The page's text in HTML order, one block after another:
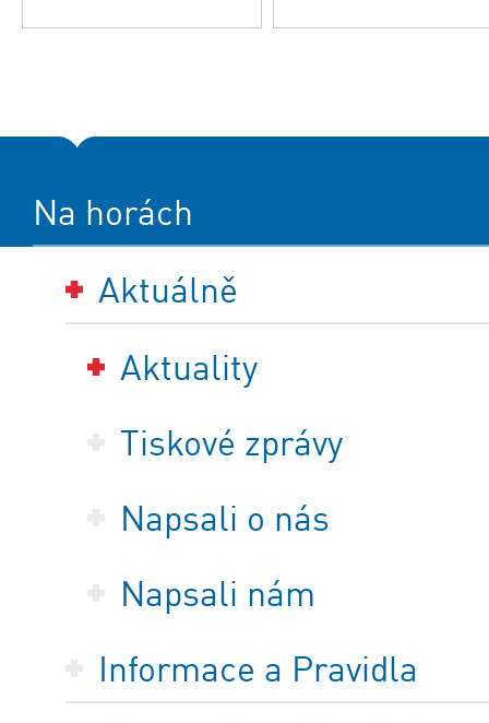
Na horách
Aktuálně
Aktuality
Tiskové zprávy
Napsali o nás
Napsali nám
Informace a Pravidla